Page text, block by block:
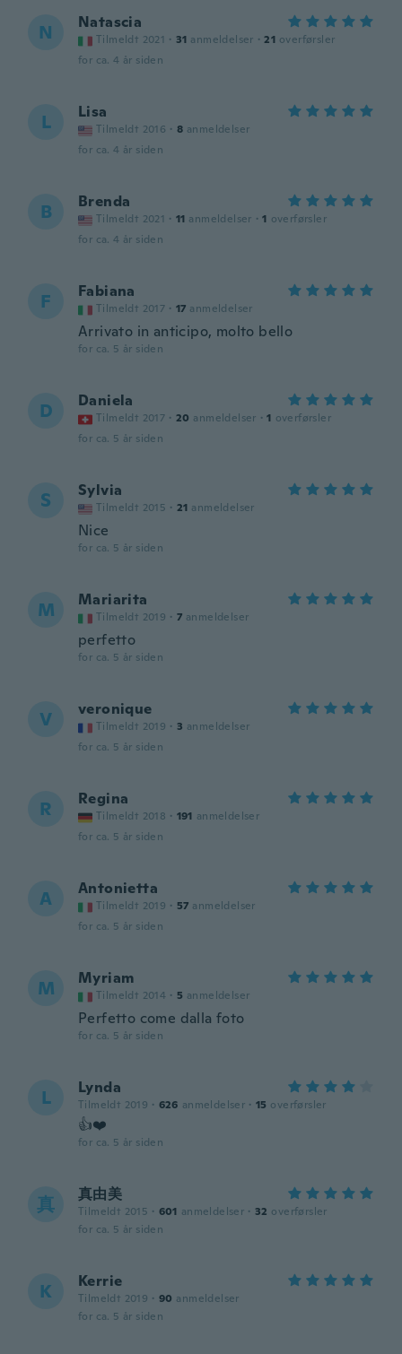
N Natascia
Tilmeldt 2021 · 31 anmeldelser · 21 overførsler
for ca. 4 år siden
L Lisa
Tilmeldt 2016 · 8 anmeldelser
for ca. 4 år siden
B Brenda
Tilmeldt 2021 · 11 anmeldelser · 1 overførsler
for ca. 4 år siden
F Fabiana
Tilmeldt 2017 · 17 anmeldelser
Arrivato in anticipo, molto bello
for ca. 5 år siden
D Daniela
Tilmeldt 2017 · 20 anmeldelser · 1 overførsler
for ca. 5 år siden
S Sylvia
Tilmeldt 2015 · 21 anmeldelser
Nice
for ca. 5 år siden
M Mariarita
Tilmeldt 2019 · 7 anmeldelser
perfetto
for ca. 5 år siden
V veronique
Tilmeldt 2019 · 3 anmeldelser
for ca. 5 år siden
R Regina
Tilmeldt 2018 · 191 anmeldelser
for ca. 5 år siden
A Antonietta
Tilmeldt 2019 · 57 anmeldelser
for ca. 5 år siden
M Myriam
Tilmeldt 2014 · 5 anmeldelser
Perfetto come dalla foto
for ca. 5 år siden
L Lynda
Tilmeldt 2019 · 626 anmeldelser · 15 overførsler
👍❤️
for ca. 5 år siden
真 真由美
Tilmeldt 2015 · 601 anmeldelser · 32 overførsler
for ca. 5 år siden
K Kerrie
Tilmeldt 2019 · 90 anmeldelser
for ca. 5 år siden